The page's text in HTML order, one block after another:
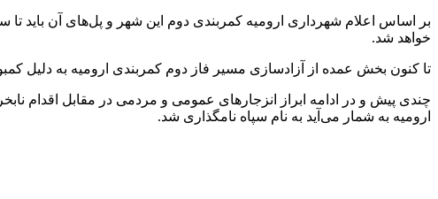
خواهد شد.
تا کنون بخش عمده از آزادسازی مسیر فاز دوم کمربندی ارومیه به دلیل
چندی پیش و در ادامه ابراز انزجارهای عمومی و مردمی در مقابل اقدام
ارومیه به شمار می‌آید به نام سپاه نامگذاری شد.